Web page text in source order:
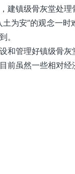
建镇级骨灰堂处
土为安”的观念一
。
和管理好镇级骨
前虽然一些相对经